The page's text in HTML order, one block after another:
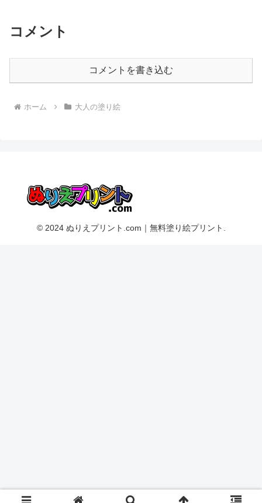
コメント
コメントを書き込む
ホーム 大人の塗り絵
© 2024 ぬりえプリント.com｜無料塗り絵プリント.